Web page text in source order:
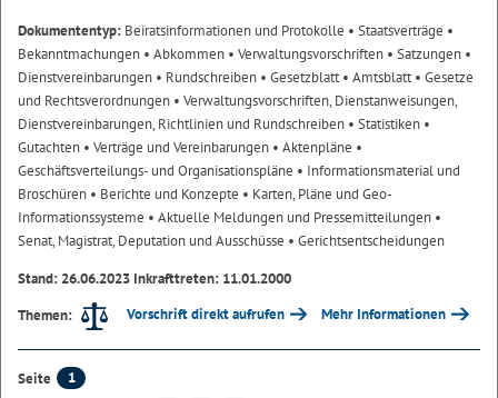
Dokumententyp: Beiratsinformationen und Protokolle • Staatsverträge •
Bekanntmachungen • Abkommen • Verwaltungsvorschriften • Satzungen •
Dienstvereinbarungen • Rundschreiben • Gesetzblatt• Amtsblatt• Gesetze
und Rechtsverordnungen • Verwaltungsvorschriften, Dienstanweisungen,
Dienstvereinbarungen, Richtlinien und Rundschreiben • Statistiken •
Gutachten • Verträge und Vereinbarungen • Aktenpläne •
Geschäftsverteilungs- und Organisationspläne • Informationsmaterial und
Broschüren • Berichte und Konzepte • Karten, Pläne und Geo-
Informationssysteme • Aktuelle Meldungen und Pressemitteilungen •
Senat, Magistrat, Deputation und Ausschüsse • Gerichtsentscheidungen
Stand: 26.06.2023 Inkrafttreten: 11.01.2000
Themen:
Vorschrift direkt aufrufen Mehr Informationen
Seite
1